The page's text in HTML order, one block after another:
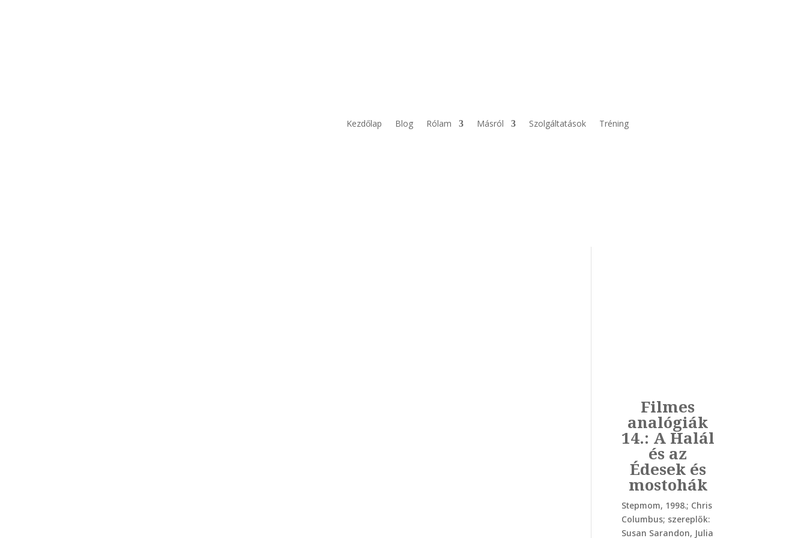
Kezdőlap Blog Rólam Másról Szolgáltatások Tréning
Filmes
analógiák
14.: A Halál
és az
Édesek és
mostohák
Stepmom, 1998.; Chris
Columbus; szereplők:
Susan Sarandon, Julia